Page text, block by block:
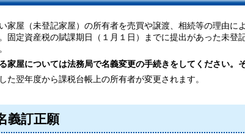
家屋（未登記家屋）の所有者を売買や譲渡、相続等の理由に
固定資産税の賦課期日（１月１日）までに提出があった未登
家屋については法務局で名義変更の手続きをしてください。
た翌年度から課税台帳上の所有者が変更されます。
義訂正願